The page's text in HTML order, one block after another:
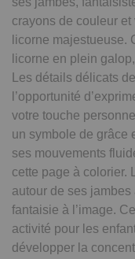
crayons de couleur
licorne majestueuse.
licorne en plein
Les détails délicats
l’opportunité
votre touche
un symbole de grâce
ses mouvements
cette page à colorier.
autour de ses
fantaisie à l’image.
activité pour les
développer la